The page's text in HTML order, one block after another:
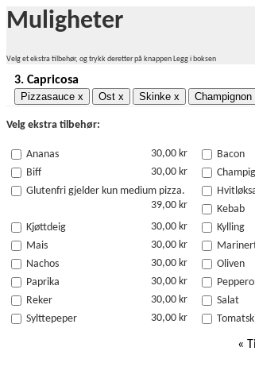
Muligheter
Velg et ekstra tilbehør, og trykk deretter på knappen Legg i boksen
3. Capricosa
Pizzasauce x Ost x Skinke x Champignon
Velg ekstra tilbehør:
Ananas 30,00 kr Bacon
Biff
30,00 kr
Glutenfri gjelder kun medium pizza.
39,00 kr
Kebab
Kjøttdeig
30,00 kr Kylling
Mais
30,00 kr
Nachos
30,00 kr Oliven
Paprika
30,00 kr
Reker
30,00 kr Salat
Sylttepeper
30,00 kr
«